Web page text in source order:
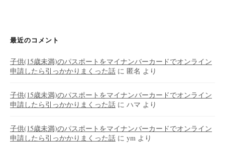
最近のコメント
子供(15歳未満)のパスポートをマイナンバーカードでオンライン
申請したら引っかかりまくった話 に 匿名 より
子供(15歳未満)のパスポートをマイナンバーカードでオンライン
申請したら引っかかりまくった話 に ハマ より
子供(15歳未満)のパスポートをマイナンバーカードでオンライン
申請したら引っかかりまくった話 に ym より